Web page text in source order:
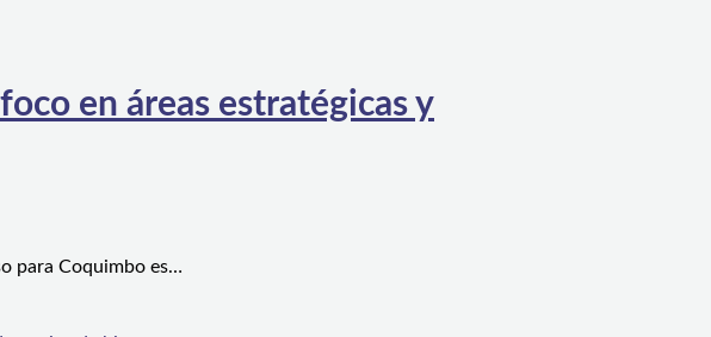
en áreas estratégicas y
para Coquimbo es…